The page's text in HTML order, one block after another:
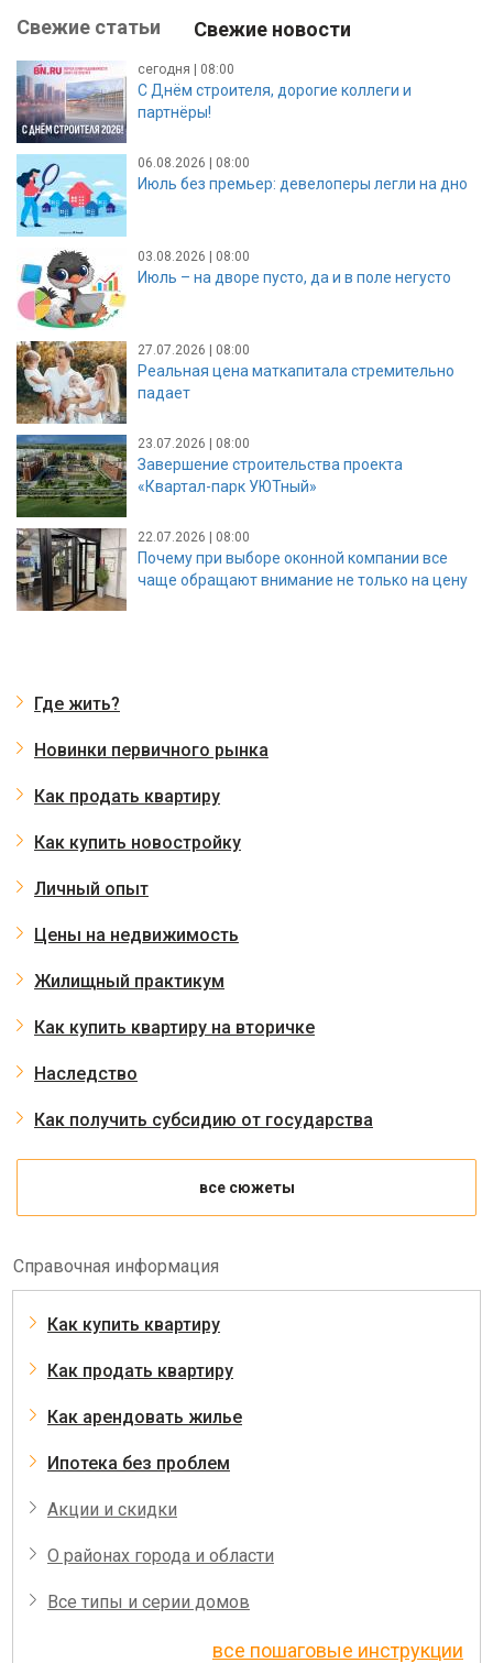
Свежие статьи Свежие новости
сегодня | 08:00
С Днём строителя, дорогие коллеги и
партнёры!
06.08.2026 | 08:00
Июль без премьер: девелоперы легли на дно
03.08.2026 | 08:00
Июль – на дворе пусто, да и в поле негусто
27.07.2026 | 08:00
Реальная цена маткапитала стремительно
падает
23.07.2026 | 08:00
Завершение строительства проекта
«Квартал-парк УЮТный»
22.07.2026 | 08:00
Почему при выборе оконной компании все
чаще обращают внимание не только на цену
Где жить?
Новинки первичного рынка
Как продать квартиру
Как купить новостройку
Личный опыт
Цены на недвижимость
Жилищный практикум
Как купить квартиру на вторичке
Наследство
Как получить субсидию от государства
все сюжеты
Справочная информация
Как купить квартиру
Как продать квартиру
Как арендовать жилье
Ипотека без проблем
Акции и скидки
О районах города и области
Все типы и серии домов
все пошаговые инструкции